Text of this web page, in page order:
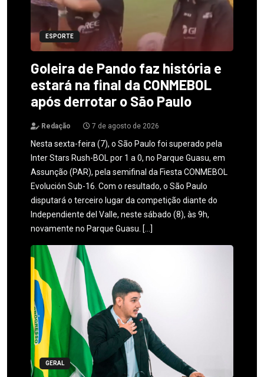
ESPORTE
Goleira de Pando faz história e
estará na final da CONMEBOL
após derrotar o São Paulo
Redação 7 de agosto de 2026
Nesta sexta-feira (7), o São Paulo foi superado pela
Inter Stars Rush-BOL por 1 a 0, no Parque Guasu, em
Assunção (PAR), pela semifinal da Fiesta CONMEBOL
Evolución Sub-16. Com o resultado, o São Paulo
disputará o terceiro lugar da competição diante do
Independiente del Valle, neste sábado (8), às 9h,
novamente no Parque Guasu. […]
GERAL